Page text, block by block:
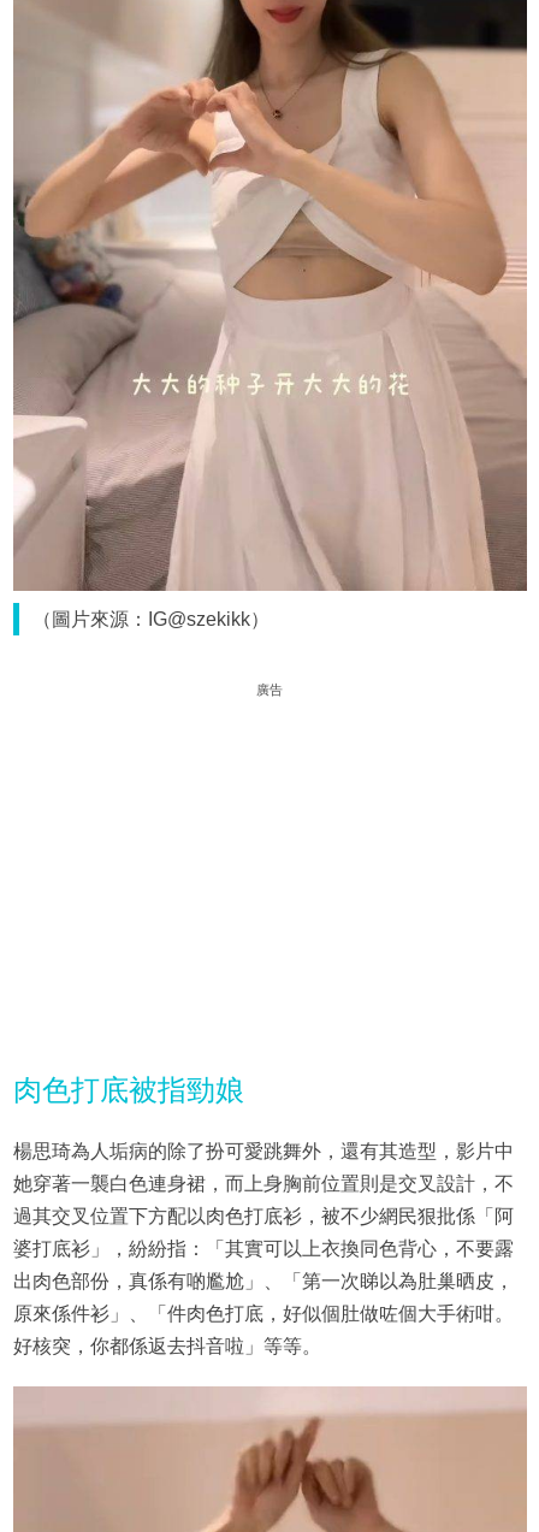
（圖片來源：IG@szekikk）
廣告
肉色打底被指勁娘
楊思琦為人垢病的除了扮可愛跳舞外，還有其造型，影片中
她穿著一襲白色連身裙，而上身胸前位置則是交叉設計，不
過其交叉位置下方配以肉色打底衫，被不少網民狠批係「阿
婆打底衫」，紛紛指：「其實可以上衣換同色背心，不要露
出肉色部份，真係有啲尷尬」、「第一次睇以為肚巢晒皮，
原來係件衫」、「件肉色打底，好似個肚做咗個大手術咁。
好核突，你都係返去抖音啦」等等。